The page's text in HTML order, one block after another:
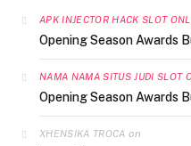
APK INJECTOR HACK SLOT
Opening Season Awards
NAMA NAMA SITUS JUDI SLOT
Opening Season Awards
XHENSIKA TROCA on